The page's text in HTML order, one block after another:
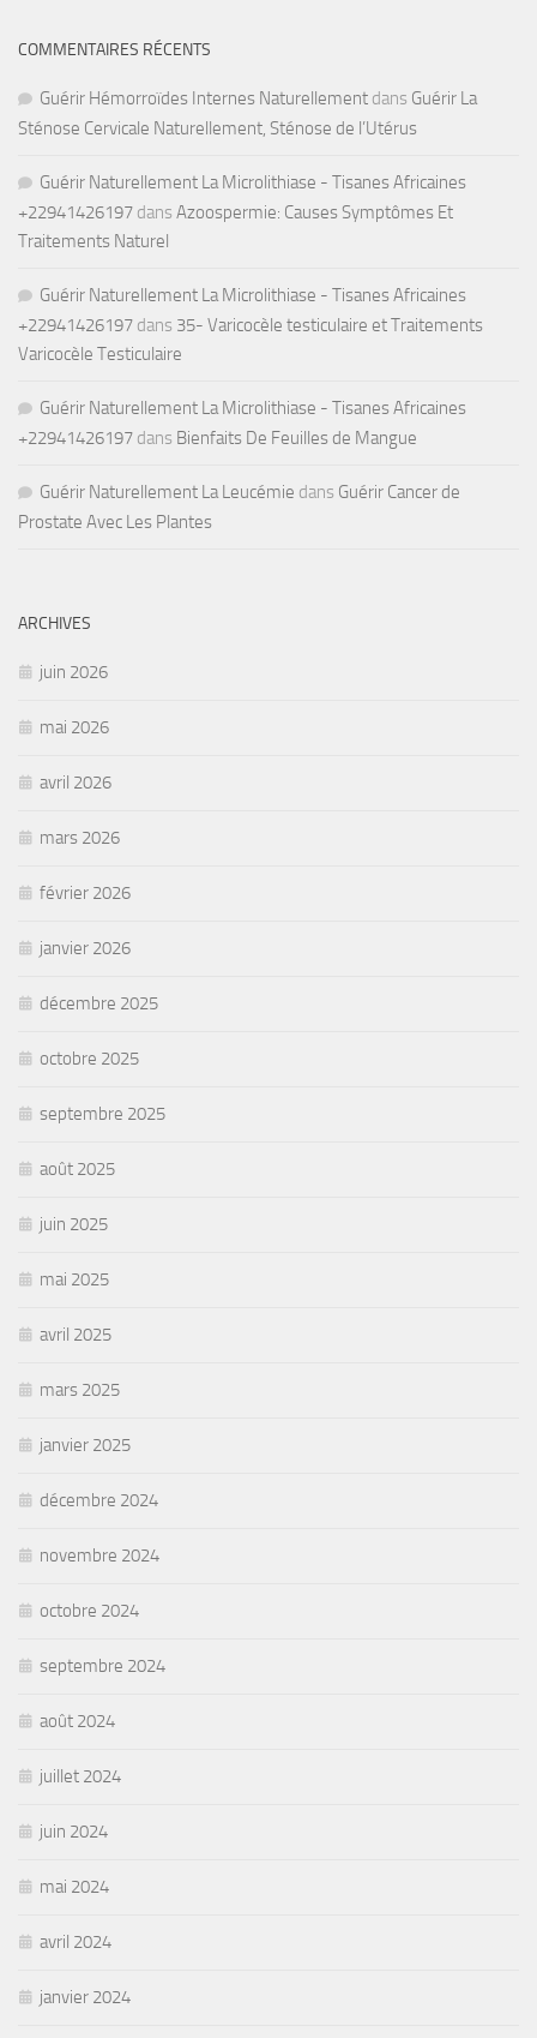
COMMENTAIRES RÉCENTS
Guérir Hémorroïdes Internes Naturellement dans Guérir La
Sténose Cervicale Naturellement, Sténose de l’Utérus
Guérir Naturellement La Microlithiase - Tisanes Africaines
+22941426197 dans Azoospermie: Causes Symptômes Et
Traitements Naturel
Guérir Naturellement La Microlithiase - Tisanes Africaines
+22941426197 dans 35- Varicocèle testiculaire et Traitements
Varicocèle Testiculaire
Guérir Naturellement La Microlithiase - Tisanes Africaines
+22941426197 dans Bienfaits De Feuilles de Mangue
Guérir Naturellement La Leucémie dans Guérir Cancer de
Prostate Avec Les Plantes
ARCHIVES
juin 2026
mai 2026
avril 2026
mars 2026
février 2026
janvier 2026
décembre 2025
octobre 2025
septembre 2025
août 2025
juin 2025
mai 2025
avril 2025
mars 2025
janvier 2025
décembre 2024
novembre 2024
octobre 2024
septembre 2024
août 2024
juillet 2024
juin 2024
mai 2024
avril 2024
janvier 2024